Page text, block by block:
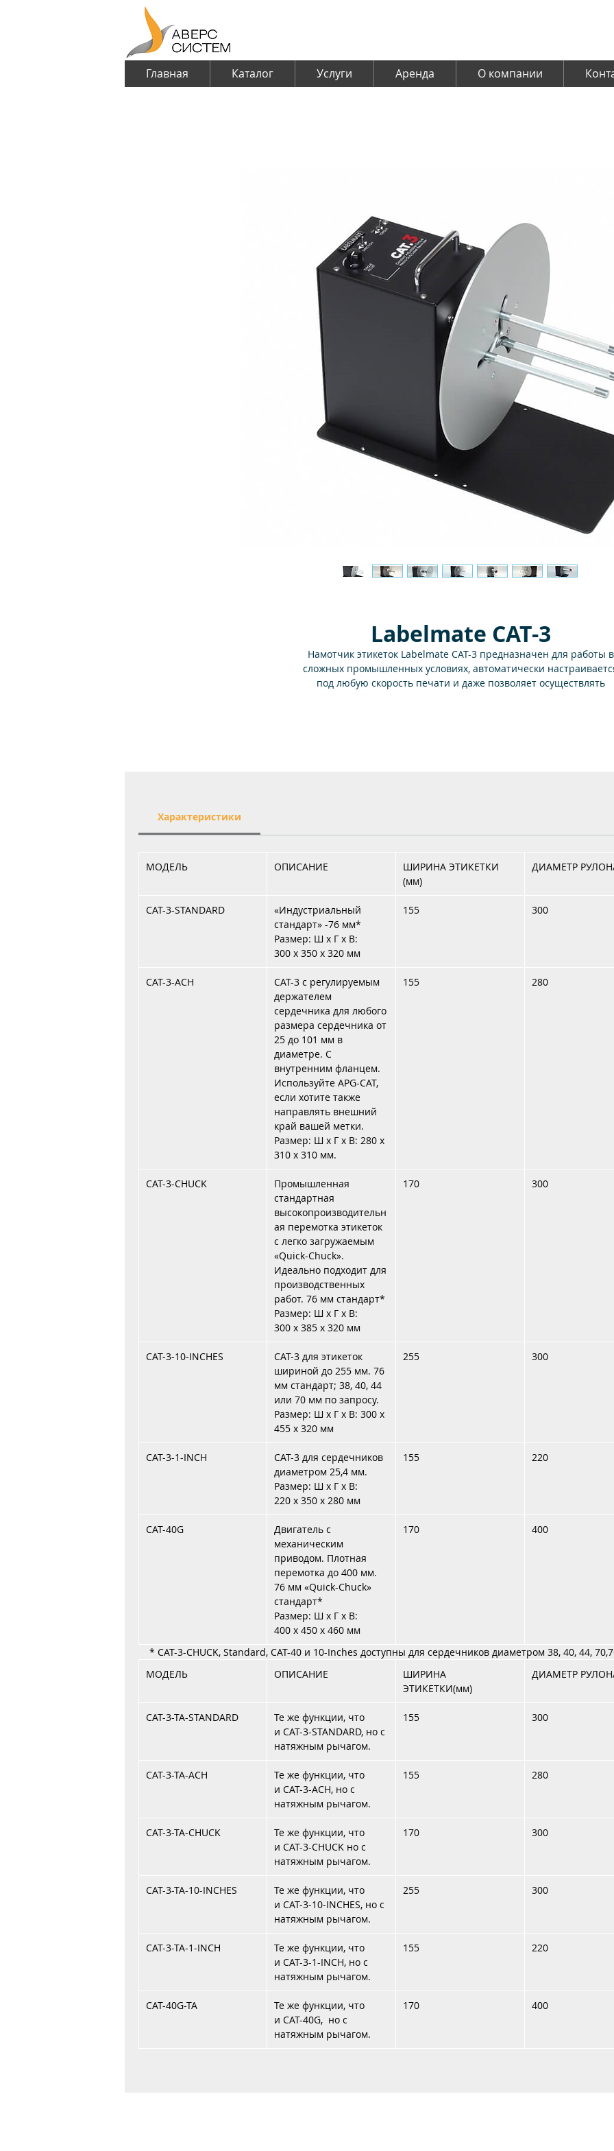
Главная Каталог Услуги Аренда О компании
Labelmate CAT-3
Намотчик этикеток Labelmate CAT-3 предназначен для работы в
сложных промышленных условиях, автоматически
под любую скорость печати и даже позволяет осуществлять
Характеристики
МОДЕЛЬ ОПИСАНИЕ
ШИРИНА ЭТИКЕТКИ
(мм)
ДИАМЕТР
CAT-3-STANDARD
«Индустриальный
стандарт» -76 мм*
Размер: Ш x Г x В:
300 x 350 x 320 мм
155 300
CAT-3-ACH
CAT-3 с регулируемым
держателем
сердечника для любого
размера сердечника от
25 до 101 мм в
диаметре. С
внутренним фланцем.
Используйте APG-CAT,
если хотите также
направлять внешний
край вашей метки.
Размер: Ш x Г x В: 280 x
310 x 310 мм.
155 280
CAT-3-CHUCK
Промышленная
стандартная
высокопроизводительн
ая перемотка этикеток
с легко загружаемым
«Quick-Chuck».
Идеально подходит для
производственных
работ. 76 мм стандарт*
Размер: Ш x Г x В:
300 x 385 x 320 мм
170 300
CAT-3-10-INCHES
CAT-3 для этикеток
шириной до 255 мм. 76
мм стандарт; 38, 40, 44
или 70 мм по запросу.
Размер: Ш x Г x В: 300 x
455 x 320 мм
255 300
CAT-3-1-INCH
CAT-3 для сердечников
диаметром 25,4 мм.
Размер: Ш x Г x В:
220 x 350 x 280 мм
155 220
CAT-40G
Двигатель с
механическим
приводом. Плотная
перемотка до 400 мм.
76 мм «Quick-Chuck»
стандарт*
Размер: Ш x Г x В:
400 x 450 x 460 мм
170 400
* CAT-3-CHUCK, Standard, CAT-40 и 10-Inches доступны для сердечников диаметром 38, 40, 44,
МОДЕЛЬ
ОПИСАНИЕ
ШИРИНА
ЭТИКЕТКИ(мм)
ДИАМЕТР
CAT-3-TA-STANDARD
Те же функции, что
и CAT-3-STANDARD, но с
натяжным рычагом.
155 300
CAT-3-TA-ACH
Те же функции, что
и CAT-3-ACH, но с
натяжным рычагом.
155 280
CAT-3-TA-CHUCK
Те же функции, что
и CAT-3-CHUCK но с
натяжным рычагом.
170 300
CAT-3-TA-10-INCHES
Те же функции, что
и CAT-3-10-INCHES, но с
натяжным рычагом.
255 300
CAT-3-TA-1-INCH
Те же функции, что
и CAT-3-1-INCH, но с
натяжным рычагом.
155 220
CAT-40G-TA
Те же функции, что
и CAT-40G, но с
натяжным рычагом.
170 400